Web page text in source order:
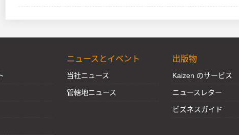
ニュースとイベント
当社ニュース
管轄地ニュース
出版物
Kaizen のサービス
ニュースレター
ビズネスガイド